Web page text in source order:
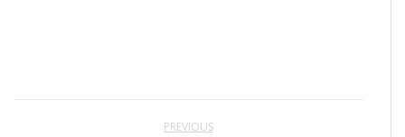
PREVIOUS